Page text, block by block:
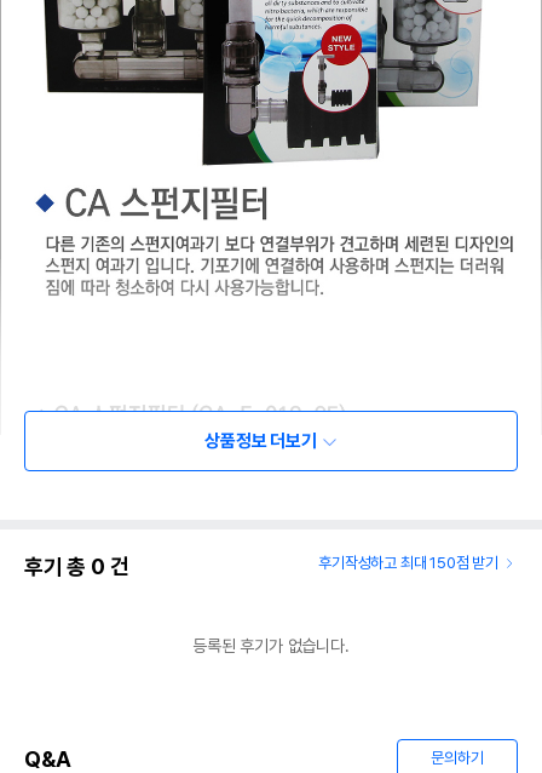
상품정보 더보기
후기 총 0 건 후기작성하고 최대 150점 받기
등록된 후기가 없습니다.
Q&A 문의하기